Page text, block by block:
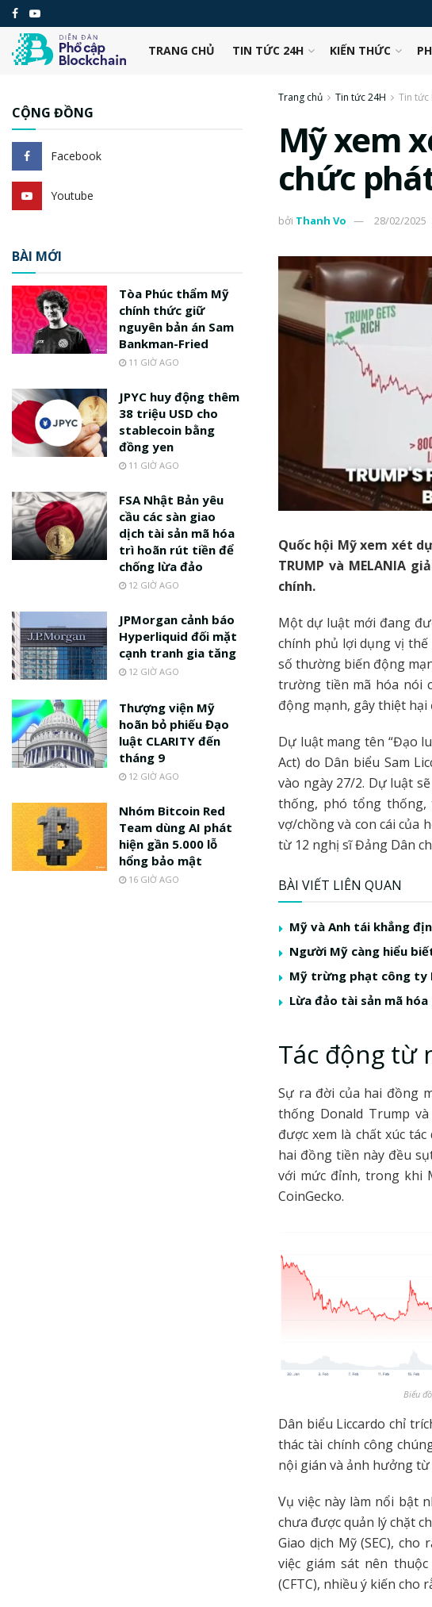
TRANG CHỦ TIN TỨC 24H KIẾN THỨC
Trang chủ Tin tức 24H Tin tức
Mỹ xem
chức
bởi Thanh Vo 28/02/2025
Quốc hội Mỹ xem xét
TRUMP và MELANIA
chính.
Một dự luật mới đang
chính phủ lợi dụng vị thế
số thường biến động
trường tiền mã hóa nói
động mạnh, gây thiệt
Dự luật mang tên “Đạo
Act) do Dân biểu Sam
vào ngày 27/2. Dự luật
thống, phó tổng thống,
vợ/chồng và con cái của
từ 12 nghị sĩ Đảng Dân
BÀI VIẾT LIÊN QUAN
Mỹ và Anh tái khẳng
Người Mỹ càng hiểu
Mỹ trừng phạt công ty
Lừa đảo tài sản mã
Tác động từ
Sự ra đời của hai đồng
thống Donald Trump
được xem là chất xúc
hai đồng tiền này đều
với mức đỉnh, trong khi
CoinGecko.
Biểu
Dân biểu Liccardo chỉ
thác tài chính công
nội gián và ảnh hưởng
Vụ việc này làm nổi bật
chưa được quản lý chặt
Giao dịch Mỹ (SEC),
việc giám sát nên
(CFTC), nhiều ý kiến cho
CỘNG ĐỒNG
Facebook
Youtube
BÀI MỚI
Tòa Phúc thẩm Mỹ
chính thức giữ
nguyên bản án Sam
Bankman-Fried
11 GIỜ AGO
JPYC huy động thêm
38 triệu USD cho
stablecoin bằng
đồng yen
11 GIỜ AGO
FSA Nhật Bản yêu
cầu các sàn giao
dịch tài sản mã hóa
trì hoãn rút tiền để
chống lừa đảo
12 GIỜ AGO
JPMorgan cảnh báo
Hyperliquid đối mặt
cạnh tranh gia tăng
12 GIỜ AGO
Thượng viện Mỹ
hoãn bỏ phiếu Đạo
luật CLARITY đến
tháng 9
12 GIỜ AGO
Nhóm Bitcoin Red
Team dùng AI phát
hiện gần 5.000 lỗ
hổng bảo mật
16 GIỜ AGO